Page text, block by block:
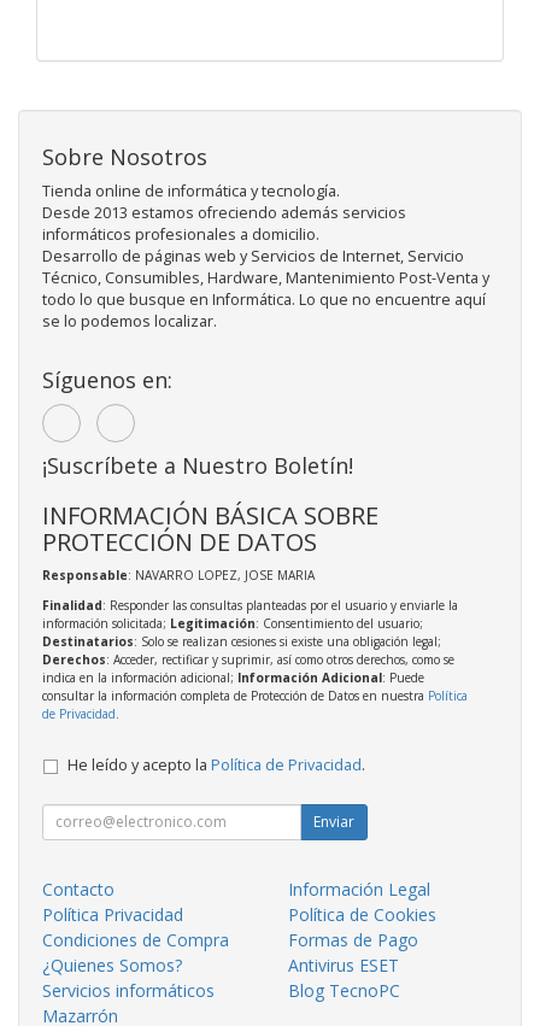
Sobre Nosotros
Tienda online de informática y tecnología.
Desde 2013 estamos ofreciendo además servicios
informáticos profesionales a domicilio.
Desarrollo de páginas web y Servicios de Internet, Servicio
Técnico, Consumibles, Hardware, Mantenimiento Post-Venta y
todo lo que busque en Informática. Lo que no encuentre aquí
se lo podemos localizar.
Síguenos en:
¡Suscríbete a Nuestro Boletín!
INFORMACIÓN BÁSICA SOBRE
PROTECCIÓN DE DATOS
Responsable: NAVARRO LOPEZ, JOSE MARIA
Finalidad: Responder las consultas planteadas por el usuario y enviarle la
información solicitada; Legitimación: Consentimiento del usuario;
Destinatarios: Solo se realizan cesiones si existe una obligación legal;
Derechos: Acceder, rectificar y suprimir, así como otros derechos, como se
indica en la información adicional; Información Adicional: Puede
consultar la información completa de Protección de Datos en nuestra Política
de Privacidad
He leído y acepto la Política de Privacidad.
Enviar
Contacto
Información Legal
Política Privacidad
Política de Cookies
Condiciones de Compra
Formas de Pago
¿Quienes Somos?
Antivirus ESET
Servicios informáticos
Mazarrón
Blog TecnoPC